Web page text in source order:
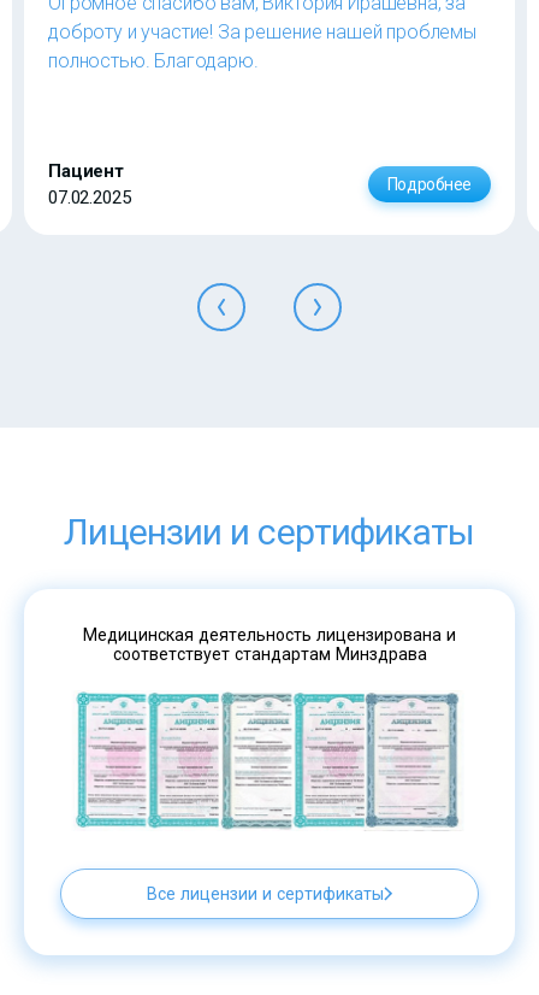
доброту и участие! За решение нашей проблемы
полностью. Благодарю.
Пациент
07.02.2025
Подробнее
Лицензии и сертификаты
Медицинская деятельность лицензирована и
соответствует стандартам Минздрава
Все лицензии и сертификаты